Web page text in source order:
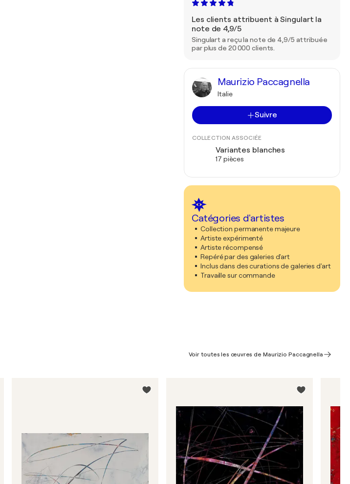
Les clients attribuent à Singulart la
note de 4,9/5
Singulart a reçu la note de 4,9/5 attribuée
par plus de 20 000 clients.
Maurizio Paccagnella
Italie
Suivre
COLLECTION ASSOCIÉE
Variantes blanches
17 pièces
Catégories d'artistes
Collection permanente majeure
Artiste expérimenté
Artiste récompensé
Repéré par des galeries d'art
Inclus dans des curations de galeries d'art
Travaille sur commande
Voir toutes les œuvres de Maurizio Paccagnella